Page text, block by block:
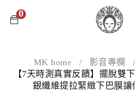
0
MK home / 影音專欄 /
【7天時測真實反饋】擺脫雙
銀纖維提拉緊緻下巴膜讓